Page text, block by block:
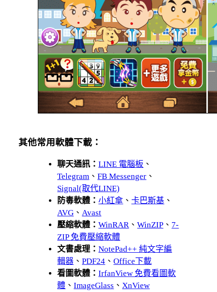
其他常用軟體下載：
聊天通訊：LINE 電腦板 、
Telegram 、FB Messenger 、
Signal(取代LINE)
防毒軟體：小紅傘 、卡巴斯基 、
AVG 、 Avast
壓縮軟體：WinRAR 、WinZIP 、 7-
ZIP 免費壓縮軟體
文書處理：NotePad++ 純文字編
輯器 、PDF24 、Office下載
看圖軟體：IrfanView 免費看圖軟
體 、ImageGlass 、 XnView